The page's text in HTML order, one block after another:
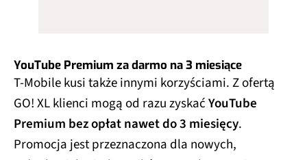
YouTube Premium za darmo na 3 miesiące
T-Mobile kusi także innymi korzyściami. Z ofertą
GO! XL klienci mogą od razu zyskaćYouTube
Premium bez opłat nawet do 3 miesięcy.
Promocja jest przeznaczona dla nowych,